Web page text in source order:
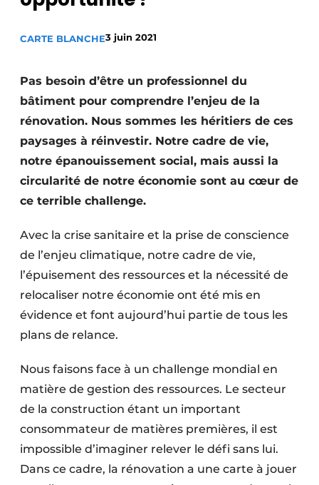
Video’s
Construction bois
Contrôle d’accès
Éclairage
Fondations
Façades
Géotextiles
Infrastructures souterraines et égouttage
Protection solaire
Rénovation
Sécurité incendie
Software
Techniques ferroviaires
CARTE BLANCHE3 juin 2021
Pas besoin d’être un professionnel du
bâtiment pour comprendre l’enjeu de la
rénovation. Nous sommes les héritiers de ces
paysages à réinvestir. Notre cadre de vie,
notre épanouissement social, mais aussi la
circularité de notre économie sont au cœur de
ce terrible challenge.
Avec la crise sanitaire et la prise de conscience
de l’enjeu climatique, notre cadre de vie,
l’épuisement des ressources et la nécessité de
relocaliser notre économie ont été mis en
évidence et font aujourd’hui partie de tous les
plans de relance.
Nous faisons face à un challenge mondial en
matière de gestion des ressources. Le secteur
de la construction étant un important
consommateur de matières premières, il est
impossible d’imaginer relever le défi sans lui.
Dans ce cadre, la rénovation a une carte à jouer